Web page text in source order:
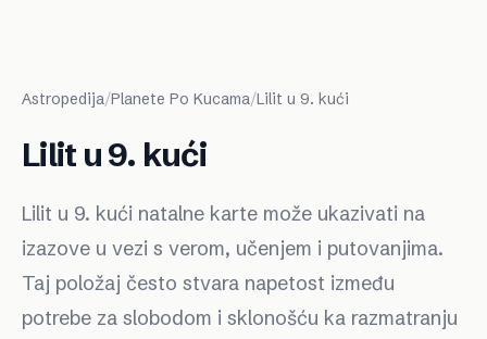
Astropedija/Planete Po Kucama/Lilit u 9. kući
Lilit u 9. kući
Lilit u 9. kući natalne karte može ukazivati na
izazove u vezi s verom, učenjem i putovanjima.
Taj položaj često stvara napetost između
potrebe za slobodom i sklonošću ka razmatranju